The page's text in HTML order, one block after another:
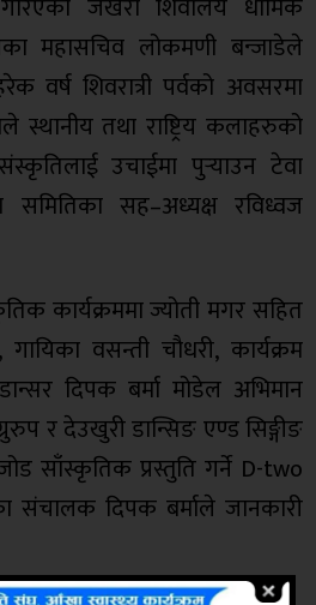
महासचिव लोकमणी बन्जाडेले
वर्ष शिवरात्री पर्वको अवसरमा
स्थानीय तथा राष्ट्रिय कलाहरुको
उचाईमा पुर्‍याउन टेवा
सह–अध्यक्ष रविध्वज
कार्यक्रममा ज्योती मगर सहित
वसन्ती चौधरी, कार्यक्रम
दिपक बर्मा मोडेल अभिमान
र देउखुरी डान्सिङ एण्ड सिङ्गीङ
साँस्कृतिक प्रस्तुति गर्ने D-two
संचालक दिपक बर्माले जानकारी